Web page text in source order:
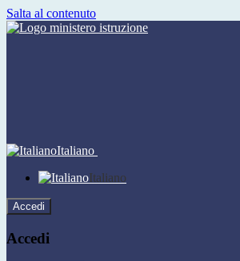
Salta al contenuto
Italiano
Italiano
Accedi
Accedi